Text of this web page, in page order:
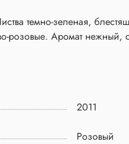
темно-зеленая,
розовые. Аромат
2011
Розовый